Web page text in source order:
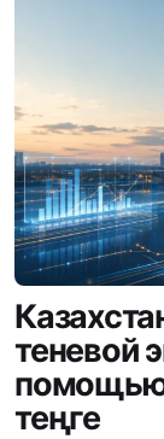
теневой
помощью
теңге